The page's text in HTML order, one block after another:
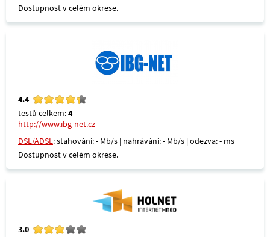
Dostupnost v celém okrese.
4.4
testů celkem:4
http://www.ibg-net.cz
DSL/ADSL: stahování: - Mb/s | nahrávání: - Mb/s | odezva: - ms
Dostupnost v celém okrese.
3.0